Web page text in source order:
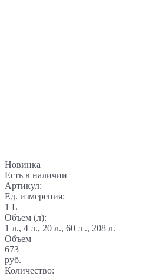
Новинка
Есть в наличии
Артикул:
Ед. измерения:
1 L
Объем (л):
1 л., 4 л., 20 л., 60 л ., 208 л.
Объем
673
руб.
Количество: